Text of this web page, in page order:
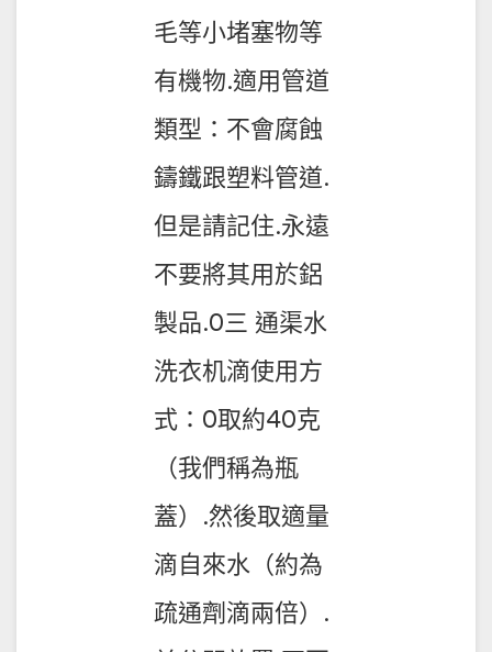
毛等小堵塞物等
有機物.適用管道
類型：不會腐蝕
鑄鐵跟塑料管道.
但是請記住.永遠
不要將其用於鋁
製品.0三 通渠水
洗衣机滴使用方
式：0取約40克
（我們稱為瓶
蓋）.然後取適量
滴自來水（約為
疏通劑滴兩倍）.